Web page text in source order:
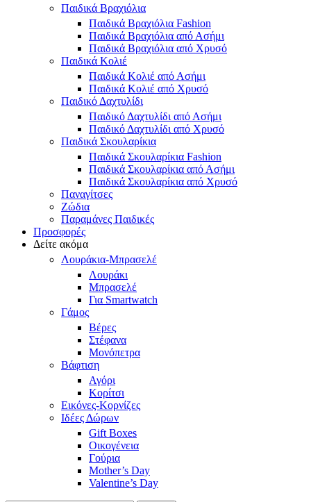
Παιδικά Βραχιόλια
Παιδικά Βραχιόλια Fashion
Παιδικά Βραχιόλια από Ασήμι
Παιδικά Βραχιόλια από Χρυσό
Παιδικά Κολιέ
Παιδικά Κολιέ από Ασήμι
Παιδικά Κολιέ από Χρυσό
Παιδικό Δαχτυλίδι
Παιδικό Δαχτυλίδι από Ασήμι
Παιδικό Δαχτυλίδι από Χρυσό
Παιδικά Σκουλαρίκια
Παιδικά Σκουλαρίκια Fashion
Παιδικά Σκουλαρίκια από Ασήμι
Παιδικά Σκουλαρίκια από Χρυσό
Παναγίτσες
Ζώδια
Παραμάνες Παιδικές
Προσφορές
Δείτε ακόμα
Λουράκια-Μπρασελέ
Λουράκι
Μπρασελέ
Για Smartwatch
Γάμος
Βέρες
Στέφανα
Μονόπετρα
Βάφτιση
Αγόρι
Κορίτσι
Εικόνες-Κορνίζες
Ιδέες Δώρων
Gift Boxes
Οικογένεια
Γούρια
Mother’s Day
Valentine’s Day